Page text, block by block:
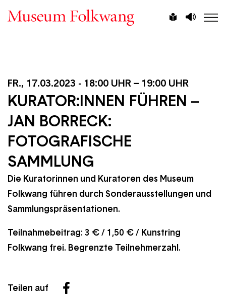
zum
Vorlesen
Leichte
FR., 17.03.2023 - 18:00 UHR– 19:00 UHR
KURATOR:INNEN FÜHREN –
JAN BORRECK:
FOTOGRAFISCHE
SAMMLUNG
Die Kuratorinnen und Kuratoren des Museum
Folkwang führen durch Sonderausstellungen und
Sammlungspräsentationen.
Teilnahmebeitrag: 3 € / 1,50 € / Kunstring
Folkwang frei. Begrenzte Teilnehmerzahl.
Teilen auf